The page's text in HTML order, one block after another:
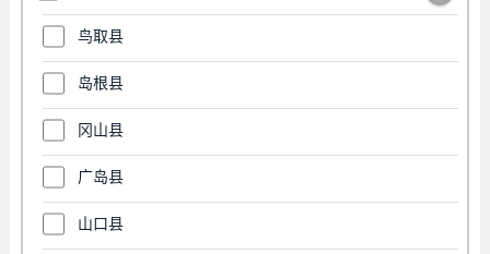
鸟取县
岛根县
冈山县
广岛县
山口县